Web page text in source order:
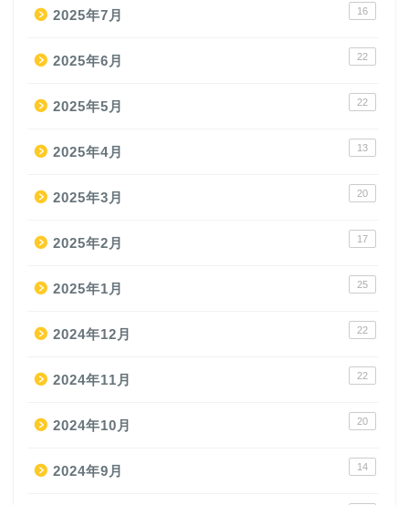
2025年7月 16
2025年6月 22
2025年5月 22
2025年4月 13
2025年3月 20
2025年2月 17
2025年1月 25
2024年12月 22
2024年11月 22
2024年10月 20
2024年9月 14